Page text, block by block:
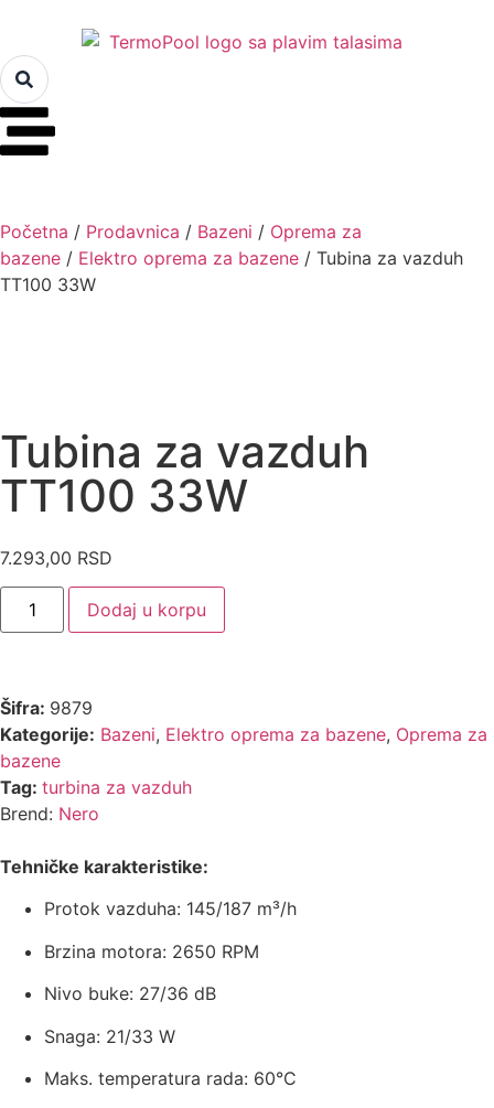
Početna / Prodavnica / Bazeni / Oprema za
bazene / Elektro oprema za bazene / Tubina za vazduh
TT100 33W
Tubina za vazduh
TT100 33W
7.293,00 RSD
Dodaj u korpu
Šifra: 9879
Kategorije: Bazeni, Elektro oprema za bazene, Oprema za
bazene
Tag: turbina za vazduh
Brend: Nero
Tehničke karakteristike:
Protok vazduha: 145/187 m³/h
Brzina motora: 2650 RPM
Nivo buke: 27/36 dB
Snaga: 21/33 W
Maks. temperatura rada: 60°C